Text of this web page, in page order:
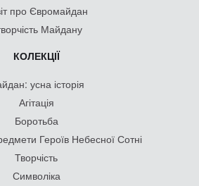
про Євромайдан
Майдану
КОЛЕКЦІЇ
усна історія
Агітація
Боротьба
Героїв Небесної Сотні
Творчість
Символіка